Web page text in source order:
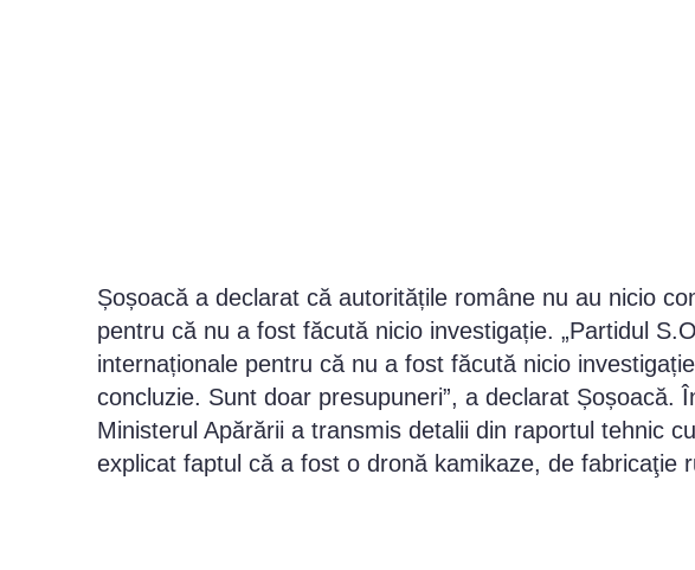
Șoșoacă a declarat că autoritățile române nu au nicio
pentru că nu a fost făcută nicio investigație. „Partidul
internaționale pentru că nu a fost făcută nicio
concluzie. Sunt doar presupuneri”, a declarat Șoșoacă.
Ministerul Apărării a transmis detalii din raportul tehnic
explicat faptul că a fost o dronă kamikaze, de fabricaţie